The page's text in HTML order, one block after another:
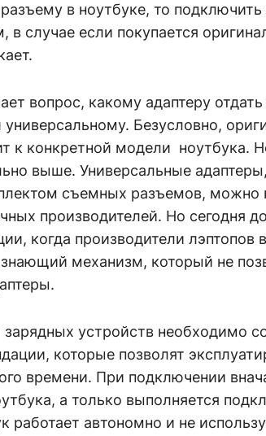
в ноутбуке, то подключить
в случае если покупается
вопрос, какому адаптеру
Безусловно,
к конкретной модели ноутбука.
выше. Универсальные
съемных разъемов, можно
производителей. Но сегодня
когда производители лэптопов
механизм, который не
устройств необходимо
которые позволят
времени. При подключении
а только выполняется
работает автономно и не